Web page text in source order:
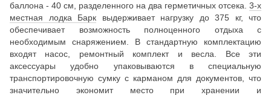
баллона - 40 см, разделенного на два герметичных отсека. 3-х
местная лодка Барк выдерживает нагрузку до 375 кг, что
обеспечивает возможность полноценного отдыха с
необходимым снаряжением. В стандартную комплектацию
входят насос, ремонтный комплект и весла. Все эти
аксессуары удобно упаковываются в специальную
транспортировочную сумку с карманом для документов, что
значительно экономит место при хранении и